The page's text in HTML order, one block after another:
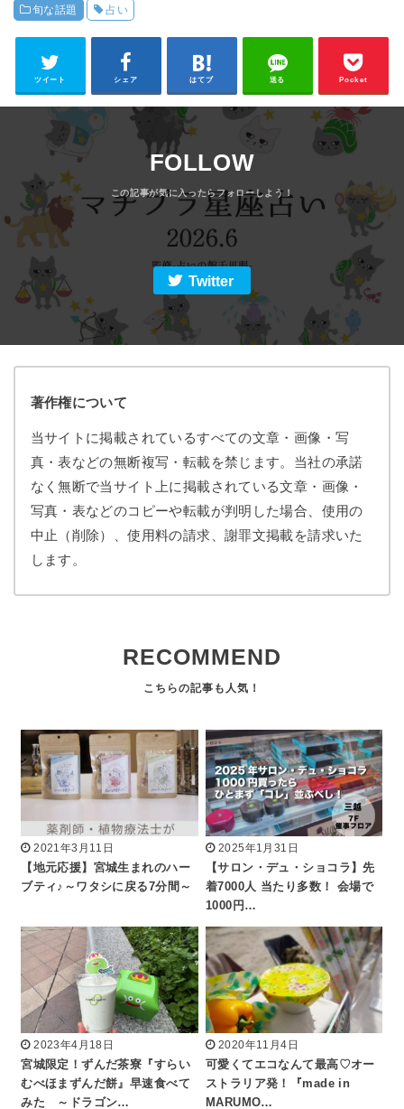
旬な話題 占い
ツイート シェア はてブ 送る Pocket
FOLLOW
Twitter
著作権について
当サイトに掲載されているすべての文章・画像・写
真・表などの無断複写・転載を禁じます。当社の承諾
なく無断で当サイト上に掲載されている文章・画像・
写真・表などのコピーや転載が判明した場合、使用の
中止（削除）、使用料の請求、謝罪文掲載を請求いた
します。
RECOMMEND
2021年3月11日
【地元応援】宮城生まれのハー
ブティ♪～ワタシに戻る7分間～
2025年1月31日
【サロン・デュ・ショコラ】先
着7000人 当たり多数！ 会場で
1000円…
2023年4月18日
宮城限定！ずんだ茶寮『すらい
むべほまずんだ餅』早速食べて
みた ～ドラゴン…
2020年11月4日
可愛くてエコなんて最高♡オー
ストラリア発！『made in
MARUMO…